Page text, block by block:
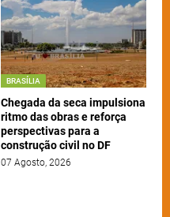
BRASÍLIA
Chegada da seca impulsiona
ritmo das obras e reforça
perspectivas para a
construção civil no DF
07 Agosto, 2026